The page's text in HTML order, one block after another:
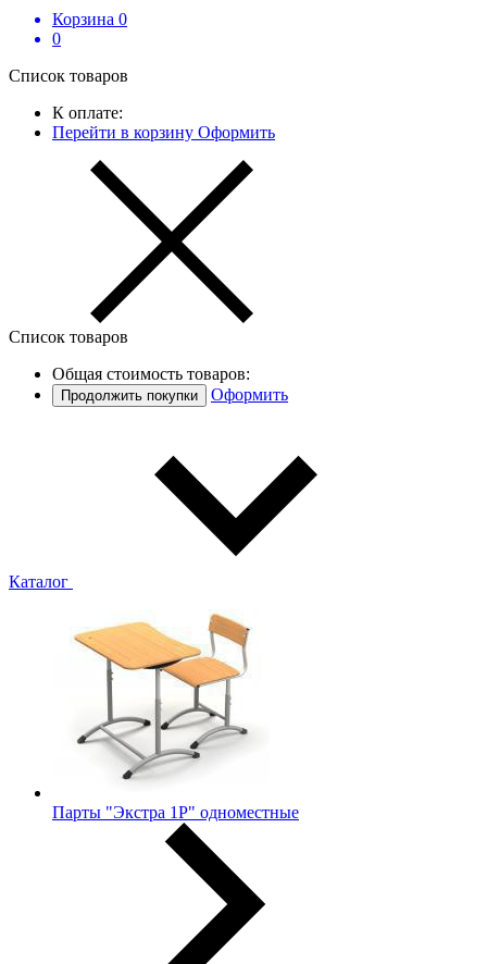
Корзина 0
0
Список товаров
К оплате:
Перейти в корзину Оформить
Список товаров
Общая стоимость товаров:
Продолжить покупки Оформить
Каталог
Парты "Экстра 1Р" одноместные